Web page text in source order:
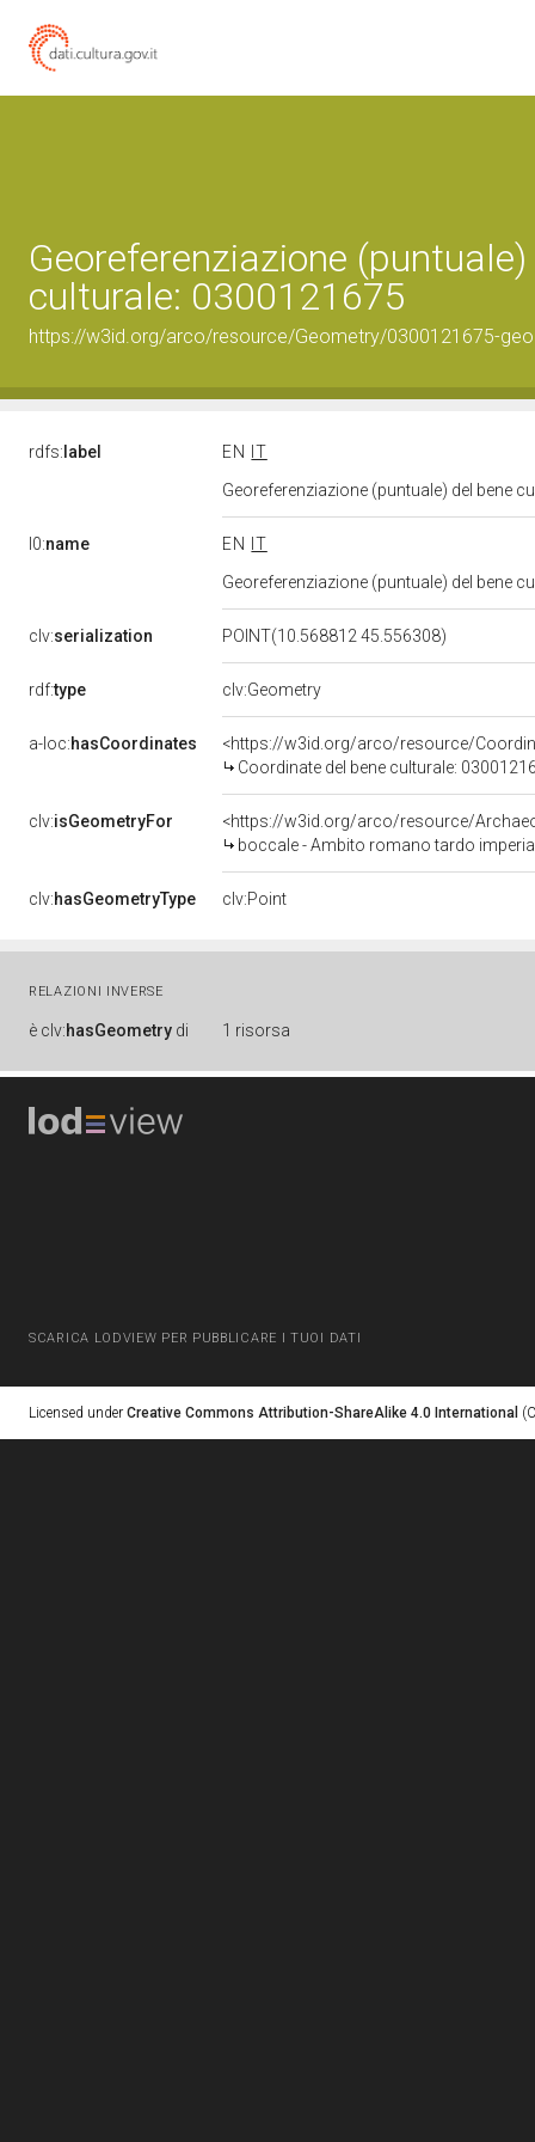
Georeferenziazione
culturale: 0300121675
https://w3id.org/arco/resource/Geometry/0300121675-
rdfs: label EN
IT
Georeferenziazione (puntuale) del bene
l0:name EN
IT
Georeferenziazione (puntuale) del bene
clv:serialization POINT(10.568812 45.556308)
rdf:type clv:Geometry
a-loc:hasCoordinates
<https://w3id.org/arco/resource/
Coordinate del bene culturale:
clv:isGeometryFor
<https://w3id.org/arco/resource/
boccale - Ambito romano tardo imperiale
clv:hasGeometryType clv:Point
RELAZIONI INVERSE
è clv:hasGeometry di 1 risorsa
SCARICA LODVIEW PER PUBBLICARE I TUOI DATI
Licensed under Creative Commons Attribution-ShareAlike 4.0 International